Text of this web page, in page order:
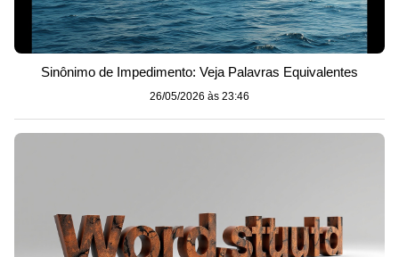
Sinônimo de Impedimento: Veja Palavras Equivalentes
26/05/2026 às 23:46